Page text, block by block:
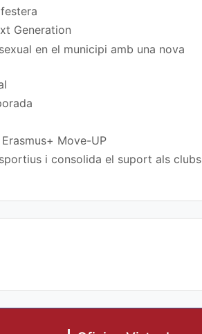
Generation
en el municipi amb una nova
Move-UP
i consolida el suport als clubs